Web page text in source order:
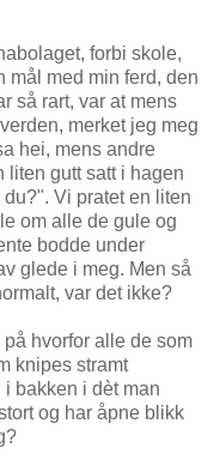
forbi skole,
mål med min ferd, den
så rart, var at mens
merket jeg meg
hei, mens andre
liten gutt satt i hagen
Vi pratet en liten
om alle de gule og
bodde under
glede i meg. Men så
var det ikke?
hvorfor alle de som
knipes stramt
bakken i dèt man
og har åpne blikk